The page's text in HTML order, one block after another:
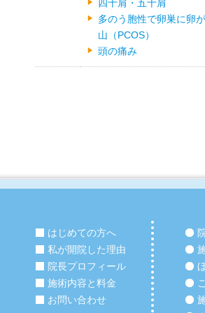
四十肩・五十肩
多のう胞性で卵巣に卵
山（PCOS）
頭の痛み
はじめての方へ
私が開院した理由
院長プロフィール
施術内容と料金
お問い合わせ